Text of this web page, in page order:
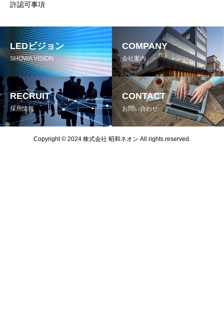
許認可事項
LEDビジョン
SHOWA VISION
COMPANY
会社案内
RECRUIT
採用情報
CONTACT
お問い合わせ
Copyright © 2024 株式会社 昭和ネオン All rights reserved.